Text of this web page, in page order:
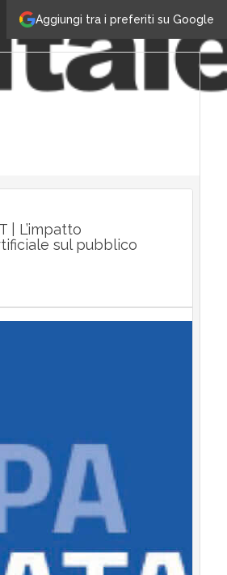
Aggiungi tra i preferiti su Google
| L’impatto
sul pubblico